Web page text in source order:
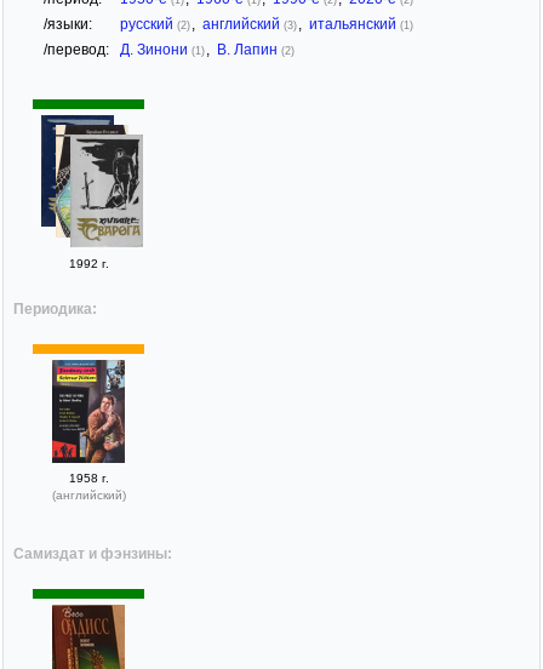
/языки: русский (2) , английский (3) , итальянский (1)
/перевод: Д. Зинони (1) , В. Лапин (2)
1992 г.
Периодика:
1958 г.
(английский)
Самиздат и фэнзины: